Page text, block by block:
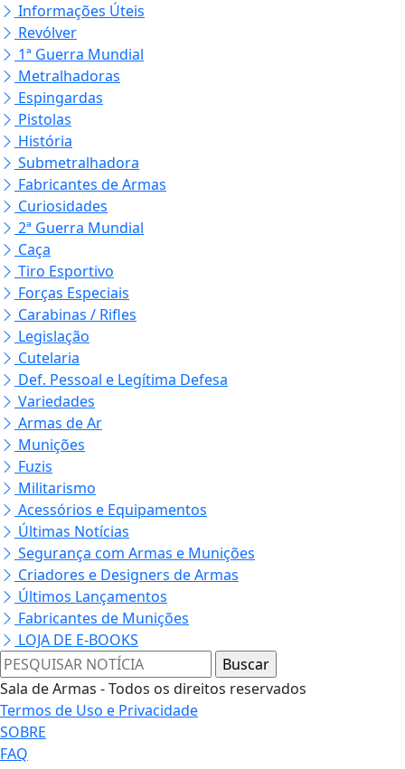
Revólver
1ª Guerra Mundial
Metralhadoras
Espingardas
Pistolas
História
Submetralhadora
Fabricantes de Armas
Curiosidades
2ª Guerra Mundial
Caça
Tiro Esportivo
Forças Especiais
Carabinas / Rifles
Legislação
Cutelaria
Def. Pessoal e Legítima Defesa
Variedades
Armas de Ar
Munições
Fuzis
Militarismo
Acessórios e Equipamentos
Últimas Notícias
Segurança com Armas e Munições
Criadores e Designers de Armas
Últimos Lançamentos
Fabricantes de Munições
LOJA DE E-BOOKS
Sala de Armas - Todos os direitos reservados
Termos de Uso e Privacidade
SOBRE
FAQ